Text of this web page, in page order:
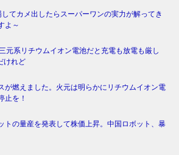
てカメ出したらスーパーワンの実力が解ってき
よ～
系リチウムイオン電池だと充電も放電も厳し
けれど
が燃えました。火元は明らかにリチウムイオン電
止を！
トの量産を発表して株価上昇。中国ロボット、暴